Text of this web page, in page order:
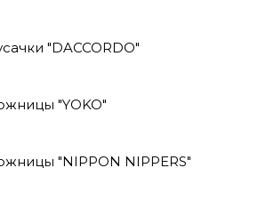
"DACCORDO"
"YOKO"
"NIPPON NIPPERS"